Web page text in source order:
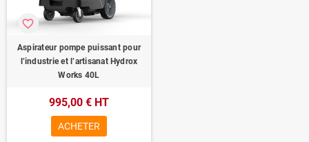
Aspirateur pompe puissant pour
l’industrie et l’artisanat Hydrox
Works 40L
favorite_border
995,00 € HT
ACHETER